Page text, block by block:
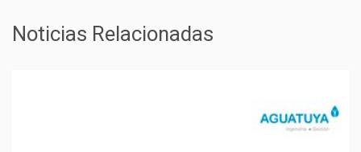
Noticias Relacionadas